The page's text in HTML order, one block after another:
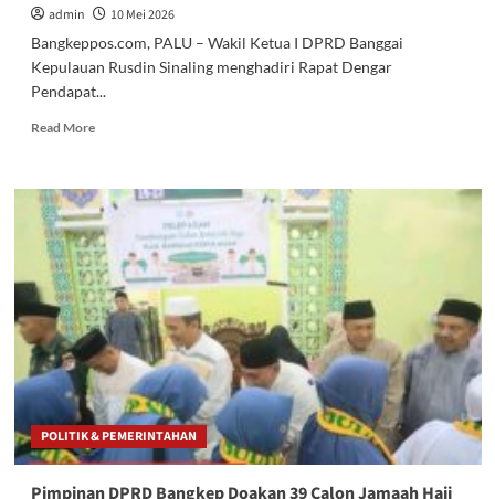
admin
10 Mei 2026
Bangkeppos.com, PALU – Wakil Ketua I DPRD Banggai
Kepulauan Rusdin Sinaling menghadiri Rapat Dengar
Pendapat...
Read MoreRead
Waket
1
DPRD
Bangkep
Hadiri
RDP
Provinsi,
Bahas
Pertambangan
Batu
Gamping
POLITIK & PEMERINTAHAN
Pimpinan DPRD Bangkep Doakan 39 Calon Jamaah Haji